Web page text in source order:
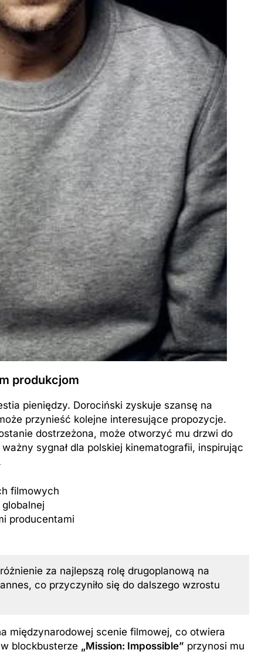
produkcjom
pieniędzy. Dorociński zyskuje szansę na
przynieść kolejne interesujące propozycje.
dostrzeżona, może otworzyć mu drzwi do
sygnał dla polskiej kinematografii, inspirując
filmowych
producentami
za najlepszą rolę drugoplanową na
co przyczyniło się do dalszego wzrostu
międzynarodowej scenie filmowej, co otwiera
blockbusterze „Mission: Impossible” przynosi mu